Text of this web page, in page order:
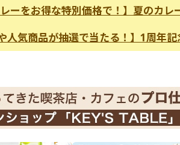
レーをお得な特別価格で！】夏のカレ
人気商品が抽選で当たる！】1周年